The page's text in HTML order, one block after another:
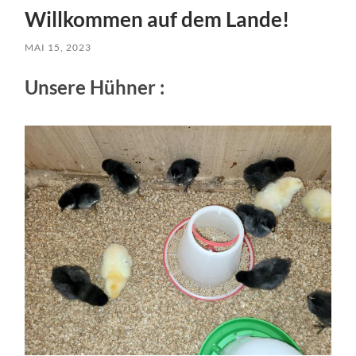
Willkommen auf dem Lande!
MAI 15, 2023
Unsere Hühner :